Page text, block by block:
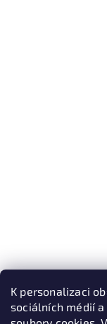
K personalizaci
sociálních médií